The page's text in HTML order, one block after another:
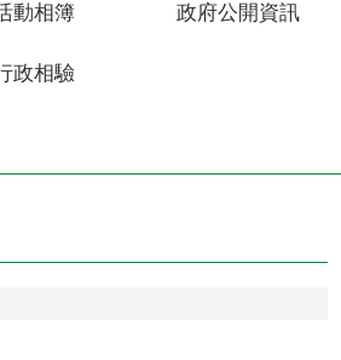
動相簿 政府公開資訊
政相驗